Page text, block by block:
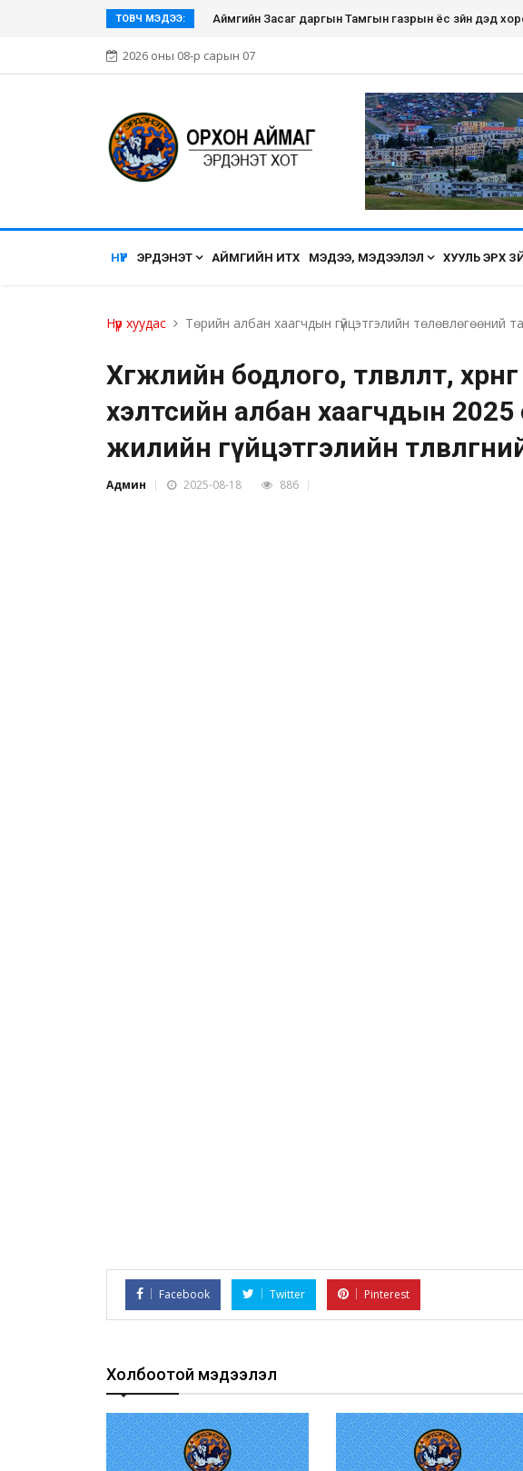
ТОВЧ МЭДЭЭ: Аймгийн Засаг даргын Тамгын газрын ёс зүйн дэд
2026 оны 08-р сарын 07
НҮҮР ЭРДЭНЭТ АЙМГИЙН ИТХ МЭДЭЭ, МЭДЭЭЛЭЛ ХУУЛЬ ЭРХ
Нүүр хуудас Төрийн албан хаагчдын гүйцэтгэлийн төлөвлөгөөний
Хөгжлийн бодлого, төлөвлөлт,
хэлтсийн албан хаагчдын 2025
жилийн гүйцэтгэлийн
Админ 2025-08-18 886
Facebook Twitter Pinterest
Холбоотой мэдээлэл